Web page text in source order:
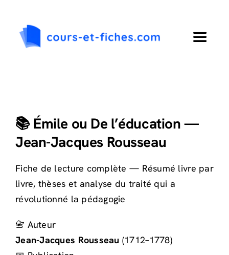
contenu
Toggle
Collège
📚 Émile ou De l’éducation —
Jean-Jacques Rousseau
Fiche de lecture complète — Résumé livre par
livre, thèses et analyse du traité qui a
révolutionné la pédagogie
📇 Auteur
Jean-Jacques Rousseau (1712–1778)